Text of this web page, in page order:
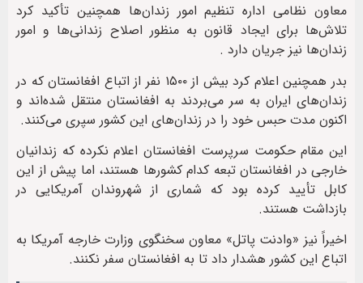
معاون نظامی اداره تنظیم امور زندان‌ها همچنین تأکید کرد
تلاش‌ها برای ایجاد قانون به منظور اصلاح زندانی‌ها و امور
زندان‌ها نیز جریان دارد .
بدر همچنین اعلام کرد بیش از ۱۵۰۰ نفر از اتباع افغانستان که در
زندان‌های ایران به سر می‌بردند به افغانستان منتقل شده‌اند و
اکنون مدت حبس خود را در زندان‌های این کشور سپری می‌کنند.
این مقام حکومت سرپرست افغانستان اعلام نکرده که زندانیان
خارجی در افغانستان تبعه کدام کشورها هستند، اما پیش از این
کابل تأیید کرده بود که شماری از شهروندان آمریکایی در
بازداشت هستند.
اخیراً نیز «وادنت پاتل» معاون سخنگوی وزارت خارجه آمریکا به
اتباع این کشور هشدار داد تا به افغانستان سفر نکنند.